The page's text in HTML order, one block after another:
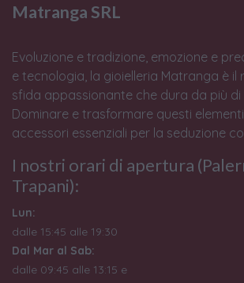
Matranga SRL
Evoluzione e tradizione, emozione e
e tecnologia, la gioielleria Matranga è il
sfida appassionante che dura da più di
Dominare e trasformare questi
accessori essenziali per la seduzione
I nostri orari di apertura
Trapani):
Lun:
dalle 15:45 alle 19:30
Dal Mar al Sab:
dalle 09:45 alle 13:15 e